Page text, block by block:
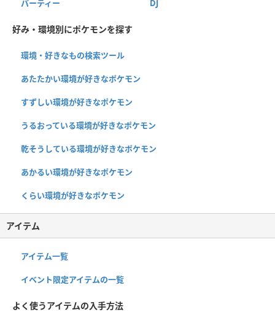
パーティー DJ
好み・環境別にポケモンを探す
環境・好きなもの検索ツール
あたたかい環境が好きなポケモン
すずしい環境が好きなポケモン
うるおっている環境が好きなポケモン
乾そうしている環境が好きなポケモン
あかるい環境が好きなポケモン
くらい環境が好きなポケモン
アイテム
アイテム一覧
イベント限定アイテムの一覧
よく使うアイテムの入手方法